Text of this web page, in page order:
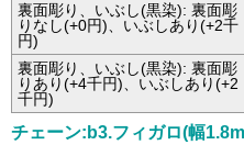
裏面彫り、いぶし(黒染): 裏面彫
りなし(+0円)、いぶしあり(+2千
円)
裏面彫り、いぶし(黒染): 裏面彫
りあり(+4千円)、いぶしあり(+2
千円)
チェーン:b3.フィガロ(幅